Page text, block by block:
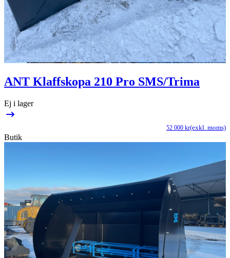
ANT Klaffskopa 210 Pro SMS/Trima
Ej i lager
52 000 kr(exkl. moms)
Butik